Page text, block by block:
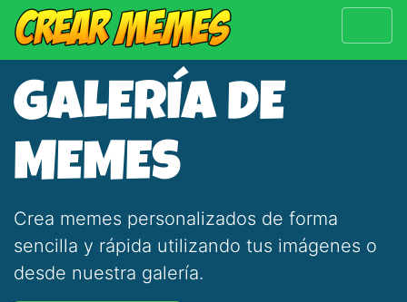
GALERÍA DE
MEMES
Crea memes personalizados de forma
sencilla y rápida utilizando tus imágenes o
desde nuestra galería.